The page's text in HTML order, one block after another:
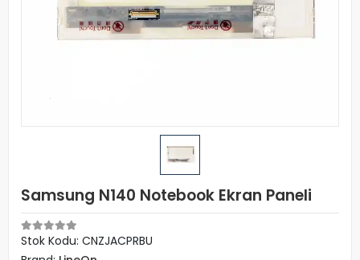
Samsung N140 Notebook Ekran Paneli
Stok Kodu: CNZJACPRBU